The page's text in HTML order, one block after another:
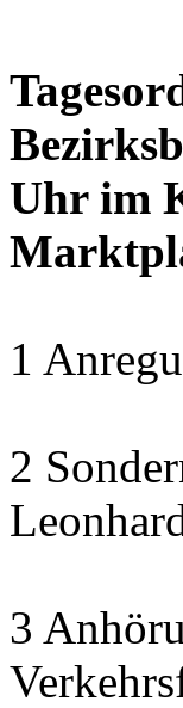
Uhr im
1
2
3